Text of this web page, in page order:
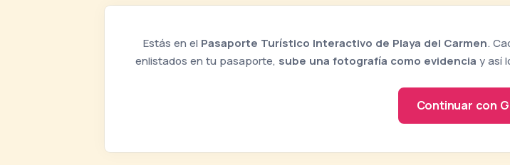
Estás en el Pasaporte Turístico Interactivo de Playa del Carmen.
enlistados en tu pasaporte, sube una fotografía como evidencia y así
Continuar con